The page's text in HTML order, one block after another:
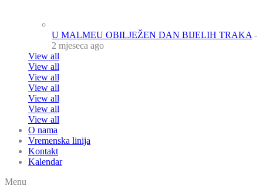
U MALMEU OBILJEŽEN DAN BIJELIH TRAKA -
2 mjeseca ago
View all
View all
View all
View all
View all
View all
View all
O nama
Vremenska linija
Kontakt
Kalendar
Menu